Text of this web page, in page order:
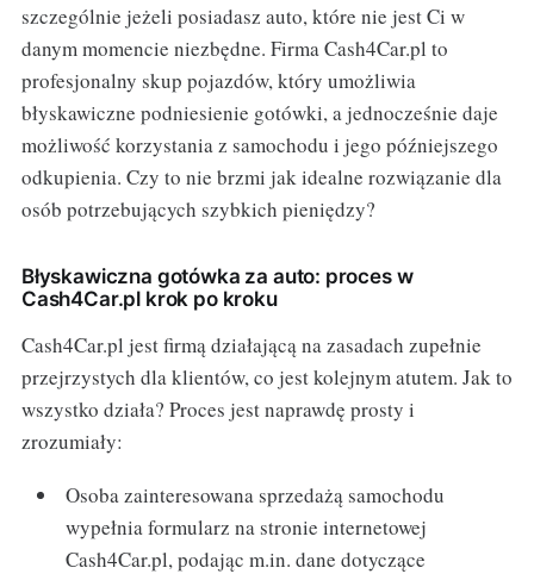
szczególnie jeżeli posiadasz auto, które nie jest Ci w
danym momencie niezbędne. Firma Cash4Car.pl to
profesjonalny skup pojazdów, który umożliwia
błyskawiczne podniesienie gotówki, a jednocześnie daje
możliwość korzystania z samochodu i jego późniejszego
odkupienia. Czy to nie brzmi jak idealne rozwiązanie dla
osób potrzebujących szybkich pieniędzy?
Błyskawiczna gotówka za auto: proces w
Cash4Car.pl krok po kroku
Cash4Car.pl jest firmą działającą na zasadach zupełnie
przejrzystych dla klientów, co jest kolejnym atutem. Jak to
wszystko działa? Proces jest naprawdę prosty i
zrozumiały:
Osoba zainteresowana sprzedażą samochodu
wypełnia formularz na stronie internetowej
Cash4Car.pl, podając m.in. dane dotyczące